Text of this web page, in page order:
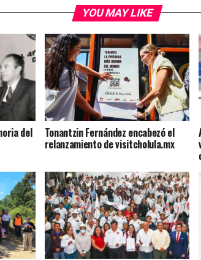
YOU MAY LIKE
del Tonantzin Fernández encabezó el
relanzamiento de visitcholula.mx